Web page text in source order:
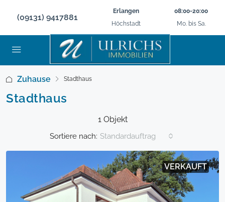
(09131) 9417881
Erlangen
Höchstadt
08:00-20:00
Mo. bis Sa.
Zuhause Stadthaus
Stadthaus
1 Objekt
Sortiere nach: Standardauftrag
VERKAUFT